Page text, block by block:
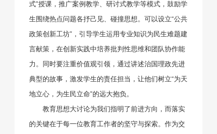
式”授课，推广案例教学、研讨式教学等模式，鼓励学
生围绕热点问题各抒己见、碰撞思想。可以设立“公共
政策创新工坊”，引导学生运用专业知识为民生难题建
言献策，在创新实践中培养批判性思维和团队协作能
力。同时要注重价值观引领，通过讲述治国理政先进
典型的故事，激发学生的责任担当，让他们树立“为天
地立心，为生民立命”的远大抱负。
教育思想大讨论为我们指明了前进方向，而落实
的关键在于每一位教育工作者的坚守与探索。作为交